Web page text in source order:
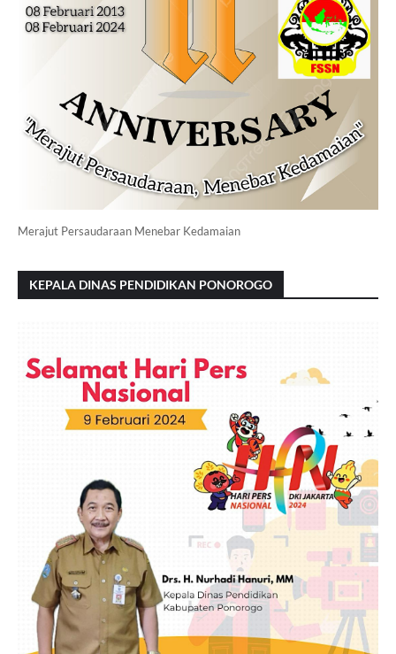
Merajut Persaudaraan Menebar Kedamaian
KEPALA DINAS PENDIDIKAN PONOROGO